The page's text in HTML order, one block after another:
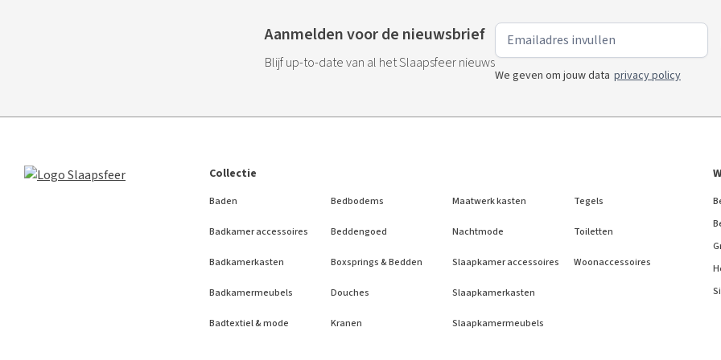
Aanmelden voor de nieuwsbrief
Blijf up-to-date van al het Slaapsfeer nieuws
We geven om jouw data privacy policy
Collectie
Baden
Badkamer accessoires
Badkamerkasten
Badkamermeubels
Badtextiel & mode
Bedbodems
Beddengoed
Boxsprings & Bedden
Douches
Kranen
Maatwerk kasten
Nachtmode
Slaapkamer accessoires
Slaapkamerkasten
Slaapkamermeubels
Tegels
Toiletten
Woonaccessoires